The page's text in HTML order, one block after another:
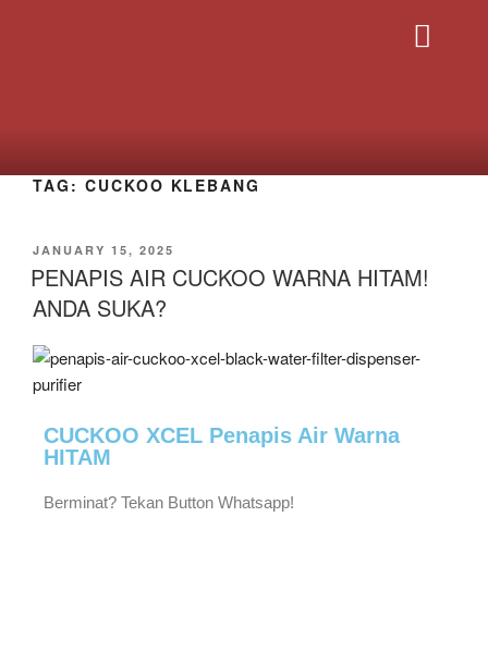
TAG: CUCKOO KLEBANG
JANUARY 15, 2025
PENAPIS AIR CUCKOO WARNA HITAM!
ANDA SUKA?
CUCKOO XCEL Penapis Air Warna
HITAM
Berminat? Tekan Button Whatsapp!